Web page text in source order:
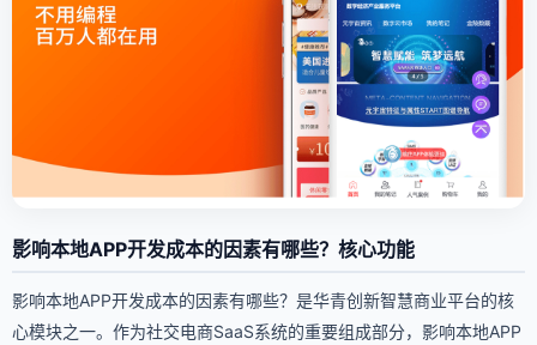
影响本地APP开发成本的因素有哪些？核心功能
影响本地APP开发成本的因素有哪些？是华青创新智慧商业平台的核
心模块之一。作为社交电商SaaS系统的重要组成部分，影响本地APP